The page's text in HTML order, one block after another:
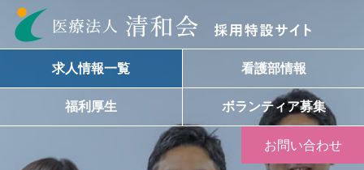
求人情報一覧 看護部情報
福利厚生 ボランティア募集
お問い合わせ